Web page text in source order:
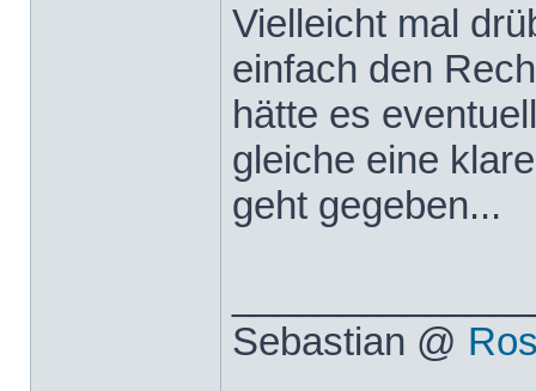
Vielleicht mal
einfach den
hätte es
gleiche eine
geht gegeben...
Sebastian @